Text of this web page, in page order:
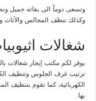
وتسعى دوماً الى بقائه جميل
وكذلك تنظف المجالس والأثاث
شغالات
يوفر لكم مكتب إيجار شغالات
ترتيب غرف الجلوس وتنظيف
الكهربائية، كما تقوم بتنظيف
بها.